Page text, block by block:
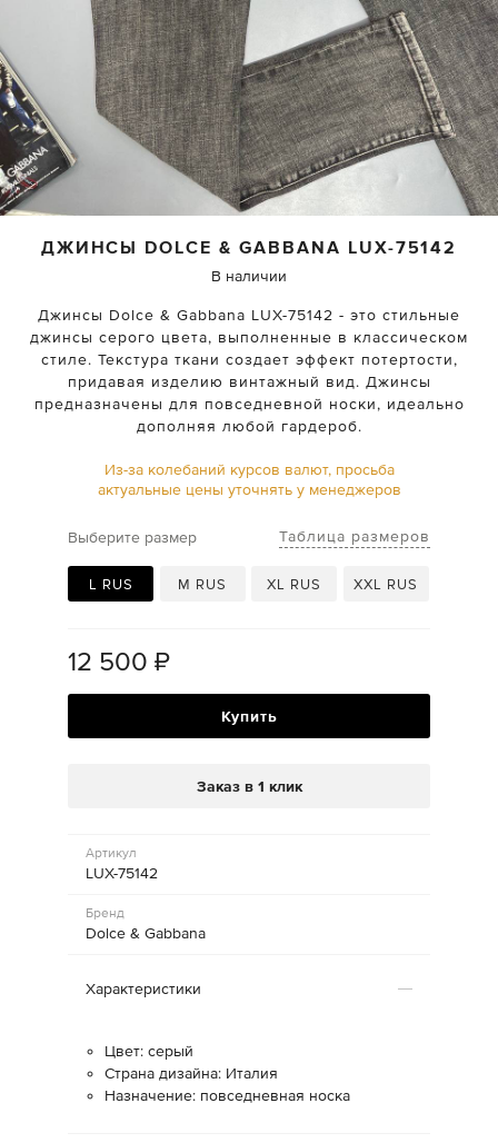
ДЖИНСЫ DOLCE & GABBANA LUX-75142
В наличии
Джинсы Dolce & Gabbana LUX-75142 - это стильные
джинсы серого цвета, выполненные в классическом
стиле. Текстура ткани создает эффект потертости,
придавая изделию винтажный вид. Джинсы
предназначены для повседневной носки, идеально
дополняя любой гардероб.
Из-за колебаний курсов валют, просьба
актуальные цены уточнять у менеджеров
Выберите размер Таблица размеров
L RUS M RUS XL RUS XXL RUS
12 500 ₽
Купить
Заказ в 1 клик
Артикул
LUX-75142
Бренд
Dolce & Gabbana
Характеристики
Цвет: серый
Страна дизайна: Италия
Назначение: повседневная носка